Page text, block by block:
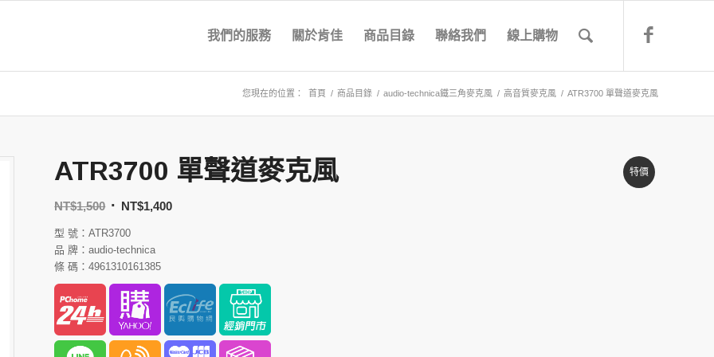
我們的服務 關於肯佳 商品目錄 聯絡我們 線上購物
您現在的位置： 首頁 / 商品目錄 / audio-technica鐵三角麥克風 / 高音質麥克風 / ATR3700 單聲道麥克風
特價
ATR3700 單聲道麥克風
NT$1,500 NT$1,400
型 號：ATR3700
品 牌：audio-technica
條 碼：4961310161385